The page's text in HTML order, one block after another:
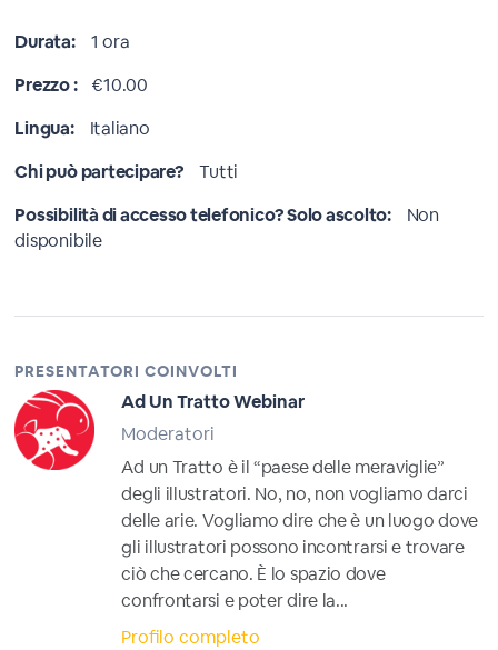
Durata:
1 ora
Prezzo :
€10.00
Lingua:
Italiano
Chi può partecipare?
Tutti
Possibilità di accesso telefonico? Solo ascolto:
Non
disponibile
PRESENTATORI COINVOLTI
Ad Un Tratto Webinar
Moderatori
Ad un Tratto è il “paese delle meraviglie”
degli illustratori. No, no, non vogliamo darci
delle arie. Vogliamo dire che è un luogo dove
gli illustratori possono incontrarsi e trovare
ciò che cercano. È lo spazio dove
confrontarsi e poter dire la...
Profilo completo